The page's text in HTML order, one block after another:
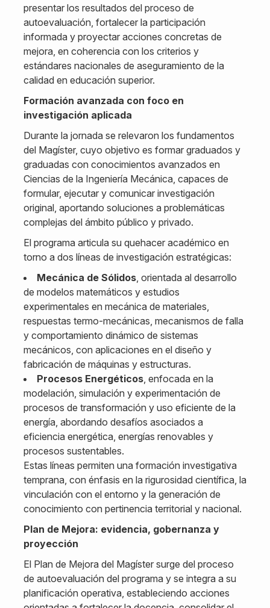
presentar los resultados del proceso de
autoevaluación, fortalecer la participación
informada y proyectar acciones concretas de
mejora, en coherencia con los criterios y
estándares nacionales de aseguramiento de la
calidad en educación superior.
Formación avanzada con foco en
investigación aplicada
Durante la jornada se relevaron los fundamentos
del Magíster, cuyo objetivo es formar graduados y
graduadas con conocimientos avanzados en
Ciencias de la Ingeniería Mecánica, capaces de
formular, ejecutar y comunicar investigación
original, aportando soluciones a problemáticas
complejas del ámbito público y privado.
El programa articula su quehacer académico en
torno a dos líneas de investigación estratégicas:
Mecánica de Sólidos , orientada al desarrollo
de modelos matemáticos y estudios
experimentales en mecánica de materiales,
respuestas termo-mecánicas, mecanismos de falla
y comportamiento dinámico de sistemas
mecánicos, con aplicaciones en el diseño y
fabricación de máquinas y estructuras.
Procesos Energéticos , enfocada en la
modelación, simulación y experimentación de
procesos de transformación y uso eficiente de la
energía, abordando desafíos asociados a
eficiencia energética, energías renovables y
procesos sustentables.
Estas líneas permiten una formación investigativa
temprana, con énfasis en la rigurosidad científica, la
vinculación con el entorno y la generación de
conocimiento con pertinencia territorial y nacional.
Plan de Mejora: evidencia, gobernanza y
proyección
El Plan de Mejora del Magíster surge del proceso
de autoevaluación del programa y se integra a su
planificación operativa, estableciendo acciones